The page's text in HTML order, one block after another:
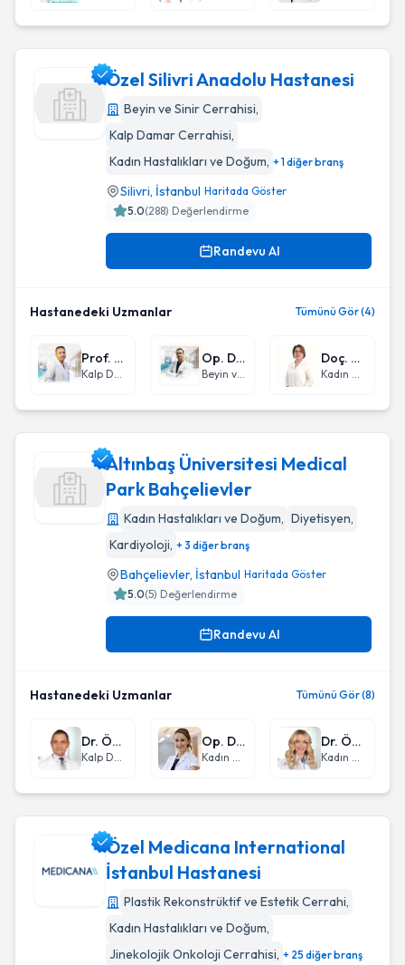
Özel Silivri Anadolu Hastanesi
Beyin ve Sinir Cerrahisi,
Kalp Damar Cerrahisi,
Kadın Hastalıkları ve Doğum, + 1 diğer branş
Silivri, İstanbul Haritada Göster
5.0(288) Değerlendirme
Randevu Al
Hastanedeki Uzmanlar Tümünü Gör (4)
Prof. Dr. Kemal Korkmaz
Kalp Damar Cerrahisi
Op. Dr. Emre Çavuş
Beyin ve Sinir Cerrahisi
Doç. Dr. İlknur İnegöl
Kadın Hastalıkları ve Doğum
Altınbaş Üniversitesi Medical
Park Bahçelievler
Kadın Hastalıkları ve Doğum, Diyetisyen,
Kardiyoloji, + 3 diğer branş
Bahçelievler, İstanbul Haritada Göster
5.0(5) Değerlendirme
Randevu Al
Hastanedeki Uzmanlar Tümünü Gör (8)
Dr. Öğr. Üyesi Uğur Cangel
Kalp Damar Cerrahisi
Op. Dr. Gönül Çimen
Kadın Hastalıkları ve Doğum
Dr. Öğr. Üyesi Sibel Üstünel Tan
Kadın Hastalıkları ve Doğum
Özel Medicana International
İstanbul Hastanesi
Plastik Rekonstrüktif ve Estetik Cerrahi,
Kadın Hastalıkları ve Doğum,
Jinekolojik Onkoloji Cerrahisi, + 25 diğer branş